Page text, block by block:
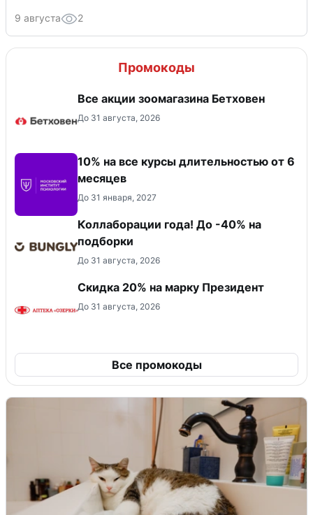
9 августа 2
Промокоды
Все акции зоомагазина Бетховен
До 31 августа, 2026
10% на все курсы длительностью от 6
месяцев
До 31 января, 2027
Коллаборации года! До -40% на
подборки
До 31 августа, 2026
Скидка 20% на марку Президент
До 31 августа, 2026
Все промокоды